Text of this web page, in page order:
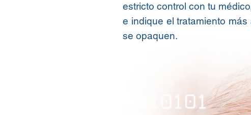
estricto control con tu
e indique el tratamiento
se opaquen.